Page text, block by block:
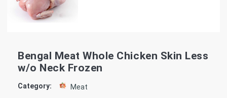
Bengal Meat Whole Chicken Skin Less
w/o Neck Frozen
Category: Meat